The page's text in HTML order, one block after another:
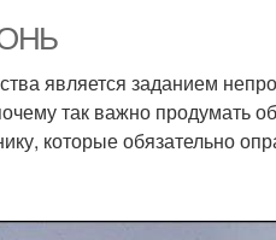
является заданием
так важно продумать
которые обязательно